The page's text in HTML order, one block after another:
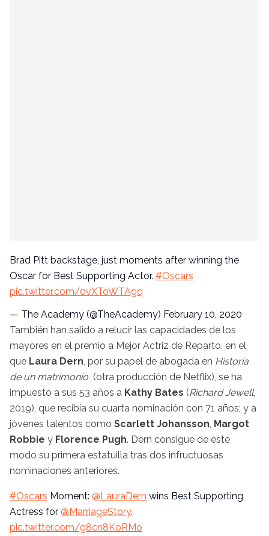
Brad Pitt backstage, just moments after winning the
Oscar for Best Supporting Actor. #Oscars
pic.twitter.com/0vXToWTAgq
— The Academy (@TheAcademy) February 10, 2020
También han salido a relucir las capacidades de los
mayores en el premio a Mejor Actriz de Reparto, en el
que Laura Dern, por su papel de abogada en Historia
de un matrimonio (otra producción de Netflix), se ha
impuesto a sus 53 años a Kathy Bates (Richard Jewell,
2019), que recibía su cuarta nominación con 71 años; y a
jóvenes talentos como Scarlett Johansson, Margot
Robbie y Florence Pugh. Dern consigue de este
modo su primera estatuilla tras dos infructuosas
nominaciones anteriores.
#Oscars Moment: @LauraDern wins Best Supporting
Actress for @MarriageStory.
pic.twitter.com/g8cn8KoRMo